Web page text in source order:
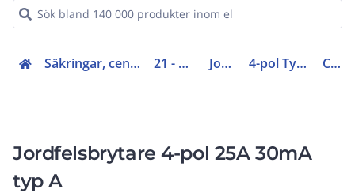
Säkringar, centraler, skåp, elfördelning (20-29) 21 - Minibrytarsystem Jordfelsbrytare 4-pol Typ A/AC Jordfelsbrytare CDA425R
Jordfelsbrytare 4-pol 25A 30mA
typ A